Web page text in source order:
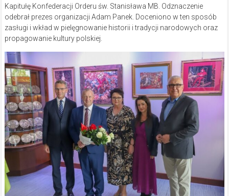
Kapitułę Konfederacji Orderu św. Stanisława MB. Odznaczenie
odebrał prezes organizacji Adam Panek. Doceniono w ten sposób
zasługi i wkład w pielęgnowanie historii i tradycji narodowych oraz
propagowanie kultury polskiej.